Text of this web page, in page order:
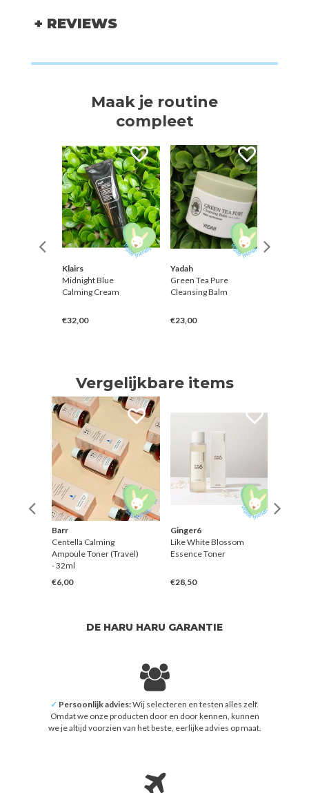
+ REVIEWS
Maak je routine
compleet
Klairs
Midnight Blue
Calming Cream
€32,00
Yadah
Green Tea Pure
Cleansing Balm
€23,00
Vergelijkbare items
Barr
Centella Calming
Ampoule Toner (Travel)
- 32ml
€6,00
Ginger6
Like White Blossom
Essence Toner
€28,50
DE HARU HARU GARANTIE
✓ Persoonlijk advies:Wij selecteren en testen alles zelf.
Omdat we onze producten door en door kennen, kunnen
we je altijd voorzien van het beste, eerlijke advies op maat.